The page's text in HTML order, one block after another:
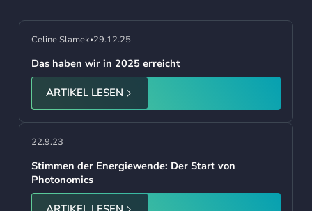
Celine Slamek•29.12.25
Das haben wir in 2025 erreicht
ARTIKEL LESEN
22.9.23
Stimmen der Energiewende: Der Start von
Photonomics